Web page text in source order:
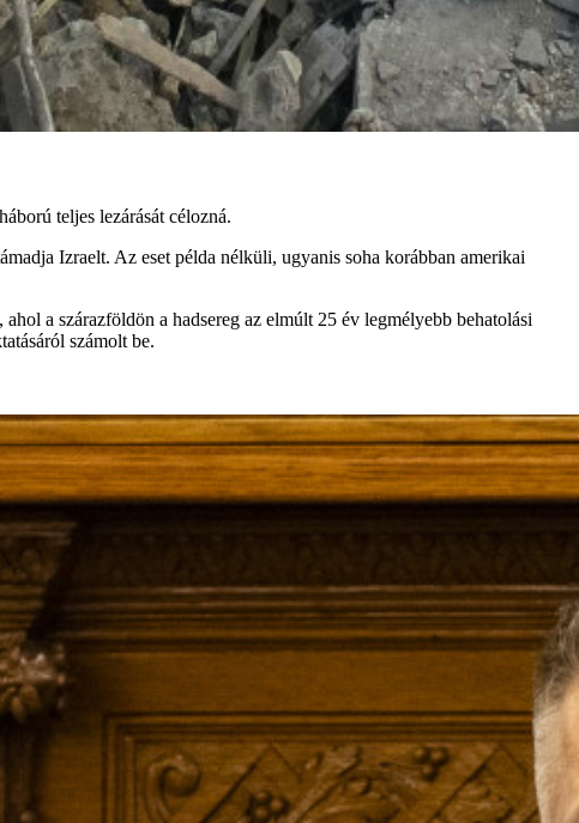
teljes lezárását célozná.
Izraelt. Az eset példa nélküli, ugyanis soha korábban amerikai
a szárazföldön a hadsereg az elmúlt 25 év legmélyebb behatolási
számolt be.